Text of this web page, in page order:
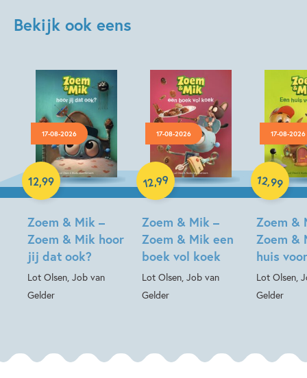
Bekijk ook eens
17-08-2026
Zoem & Mik –
Zoem & Mik hoor
jij dat ook?
Lot Olsen, Job van
Gelder
12,99
Hardcover
17-08-2026
Zoem & Mik –
Zoem & Mik een
boek vol koek
Lot Olsen, Job van
Gelder
12,99
Hardcover
17-08-2026
Zoem &
Zoem &
huis
Lot Olsen,
Gelder
12,99
Hardcover